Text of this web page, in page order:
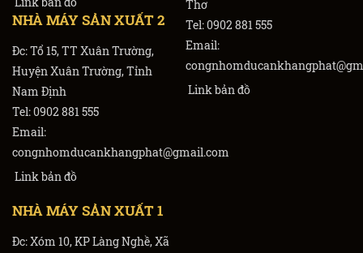
NHÀ MÁY SẢN XUẤT 2
Đc: Tổ 15, TT Xuân Trường,
Huyện Xuân Trường, Tỉnh
Nam Định
Tel: 0902 881 555
Email:
congnhomducankhangphat@gmail.com
Link bản đồ
Thơ
Tel: 0902 881 555
Email:
Link bản đồ
NHÀ MÁY SẢN XUẤT 1
Đc: Xóm 10, KP Làng Nghề, Xã